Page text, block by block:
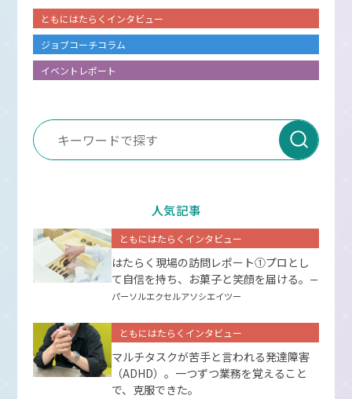
ともにはたらくインタビュー
ジョブコーチコラム
イベントレポート
人気記事
ともにはたらくインタビュー
はたらく現場の訪問レポート①プロとし
て⾃信を持ち、お菓⼦と笑顔を届ける。
ー
パーソルエクセルアソシエイツー
ともにはたらくインタビュー
マルチタスクが苦手と言われる発達障害
（ADHD）。一つずつ業務を覚えること
で、克服できた。